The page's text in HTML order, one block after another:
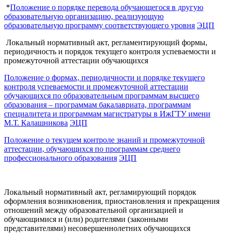
*Положение о порядке перевода обучающегося в другую
образовательную организацию, реализующую
образовательную программу соответствующего уровня ЭЦП
Локальный нормативный акт, регламентирующий формы,
периодичность и порядок текущего контроля успеваемости и
промежуточной аттестации обучающихся
Положение о формах, периодичности и порядке текущего
контроля успеваемости и промежуточной аттестации
обучающихся по образовательным программам высшего
образования – программам бакалавриата, программам
специалитета и программам магистратуры в ИжГТУ имени
М.Т. Калашникова ЭЦП
Положение о текущем контроле знаний и промежуточной
аттестации, обучающихся по программам среднего
профессионального образования ЭЦП
Локальный нормативный акт, регламирующий порядок
оформления возникновения, приостановления и прекращения
отношений между образовательной организацией и
обучающимися и (или) родителями (законными
представителями) несовершеннолетних обучающихся